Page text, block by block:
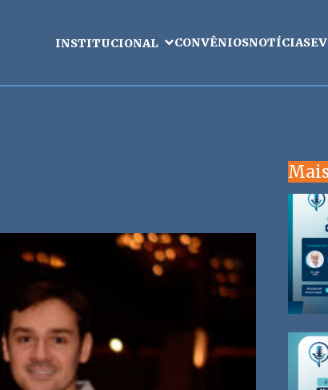
INSTITUCIONAL CONVÊNIOSNOTÍCIAS